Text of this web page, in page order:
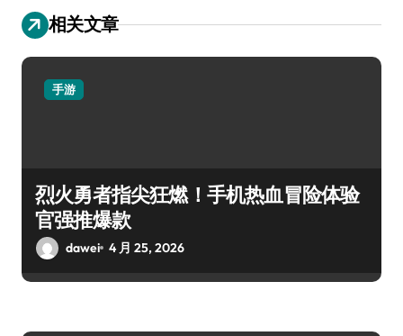
相关文章
手游
烈火勇者指尖狂燃！手机热血冒险体验
官强推爆款
dawei 4 月 25, 2026